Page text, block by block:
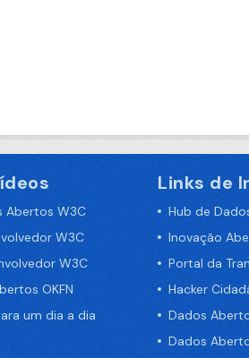
Abertos W3C
W3C
W3C
OKFN
um dia a dia
Links de
Hub de
Inovação
Portal da
Hacker
Dados
Dados